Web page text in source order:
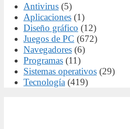
Antivirus (5)
Aplicaciones (1)
Diseño gráfico (12)
Juegos de PC (672)
Navegadores (6)
Programas (11)
Sistemas operativos (29)
Tecnología (419)